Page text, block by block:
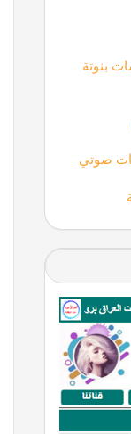
بنوتة
صوتي